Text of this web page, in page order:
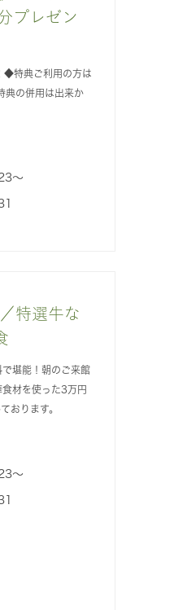
プレゼン
◆特典ご利用の方は
典の併用は出来か
〜
特選牛な
堪能！朝のご来館
材を使った3万円
おります。
〜